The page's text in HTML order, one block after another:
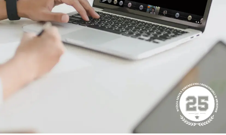
Student
Biznes
Zapisz się na studia